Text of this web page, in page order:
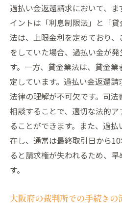
過払い金返還請求において、
イントは「利息制限法」と「
法は、上限金利を定めており
をしていた場合、過払い金が
す。一方、貸金業法は、貸金
定しています。過払い金返還
法律の理解が不可欠です。司
相談することで、適切な法的
ることができます。また、過
在し、通常は最終取引日から
ると請求権が失われるため、
す。
大阪府の裁判所での手続きの